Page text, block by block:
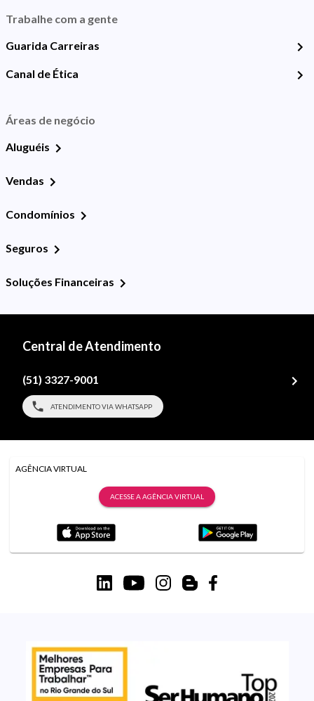
Trabalhe com a gente
Guarida Carreiras
Canal de Ética
Áreas de negócio
Aluguéis
Vendas
Condomínios
Seguros
Soluções Financeiras
Central de Atendimento
(51) 3327-9001
ATENDIMENTO VIA WHATSAPP
AGÊNCIA VIRTUAL
ACESSE A AGÊNCIA VIRTUAL